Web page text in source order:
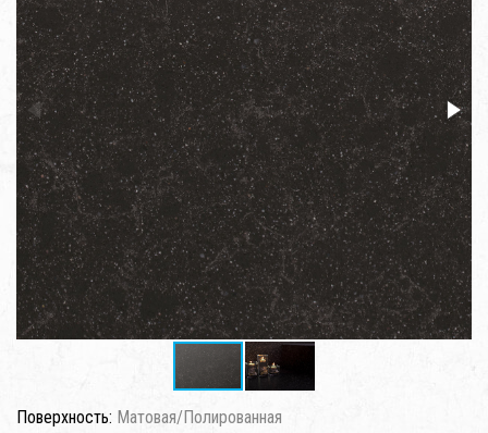
Поверхность: Матовая/Полированная